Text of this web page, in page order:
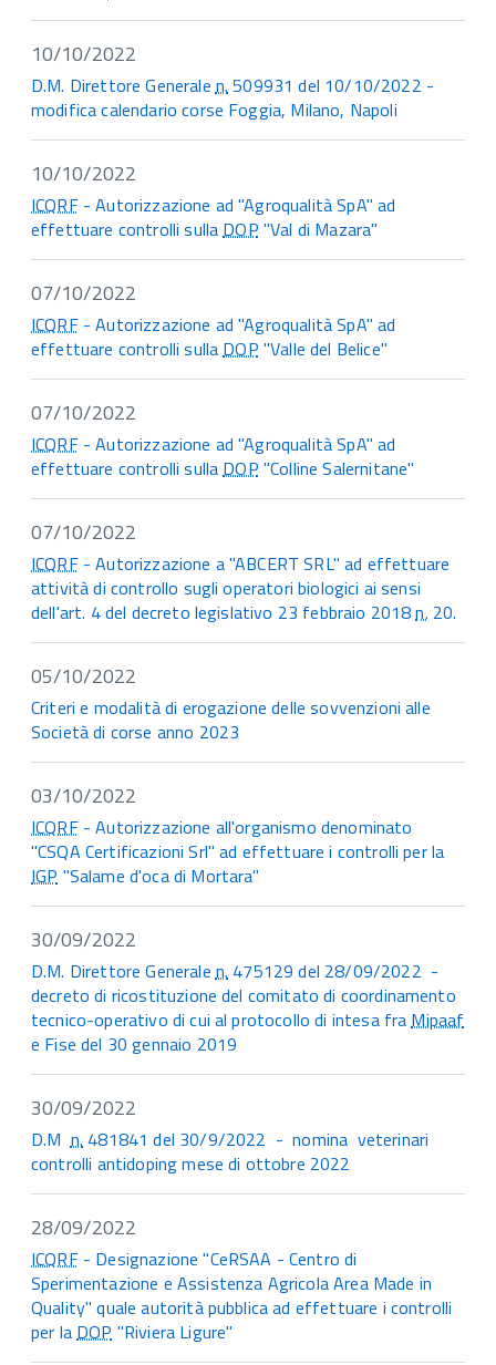
10/10/2022
D.M. Direttore Generalen.509931 del 10/10/2022 -
modifica calendario corse Foggia, Milano, Napoli
10/10/2022
ICQRF- Autorizzazione ad "Agroqualità SpA" ad
effettuare controlli sullaDOP "Val di Mazara"
07/10/2022
ICQRF- Autorizzazione ad "Agroqualità SpA" ad
effettuare controlli sullaDOP "Valle del Belice"
07/10/2022
ICQRF- Autorizzazione ad "Agroqualità SpA" ad
effettuare controlli sullaDOP "Colline Salernitane"
07/10/2022
ICQRF- Autorizzazione a "ABCERT SRL" ad effettuare
attività di controllo sugli operatori biologici ai sensi
dell'art. 4 del decreto legislativo 23 febbraio 2018n. 20.
05/10/2022
Criteri e modalità di erogazione delle sovvenzioni alle
Società di corse anno 2023
03/10/2022
ICQRF- Autorizzazione all'organismo denominato
"CSQA Certificazioni Srl" ad effettuare i controlli per la
IGP "Salame d'oca di Mortara"
30/09/2022
D.M. Direttore Generalen. 475129 del 28/09/2022 -
decreto di ricostituzione del comitato di coordinamento
tecnico-operativo di cui al protocollo di intesa fraMipaaf
e Fise del 30 gennaio 2019
30/09/2022
D.Mn. 481841 del 30/9/2022 - nomina veterinari
controlli antidoping mese di ottobre 2022
28/09/2022
ICQRF- Designazione "CeRSAA - Centro di
Sperimentazione e Assistenza Agricola Area Made in
Quality" quale autorità pubblica ad effettuare i controlli
per laDOP "Riviera Ligure"